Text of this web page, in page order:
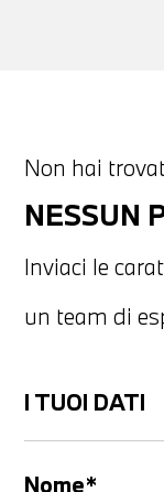
Non hai
NESSUN
Inviaci le
un team di
I TUOI DATI
Nome*